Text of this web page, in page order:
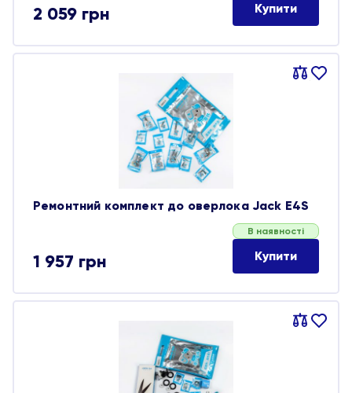
2 059 грн Купити
Порівняти
В
Ремонтний комплект до оверлока Jack E4S
1 957 грн
В наявності
Купити
Порівняти
В